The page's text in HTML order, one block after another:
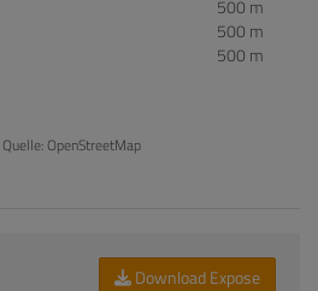
500 m
500 m
500 m
OpenStreetMap
Download Expose